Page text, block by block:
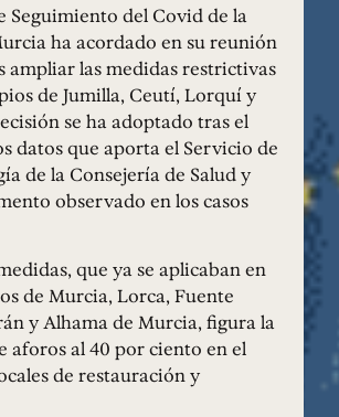
Seguimiento del Covid de la
ha acordado en su reunión
ampliar las medidas restrictivas
de Jumilla, Ceutí, Lorquí y
se ha adoptado tras el
datos que aporta el Servicio de
de la Consejería de Salud y
observado en los casos
que ya se aplicaban en
de Murcia, Lorca, Fuente
y Alhama de Murcia, figura la
aforos al 40 por ciento en el
de restauración y